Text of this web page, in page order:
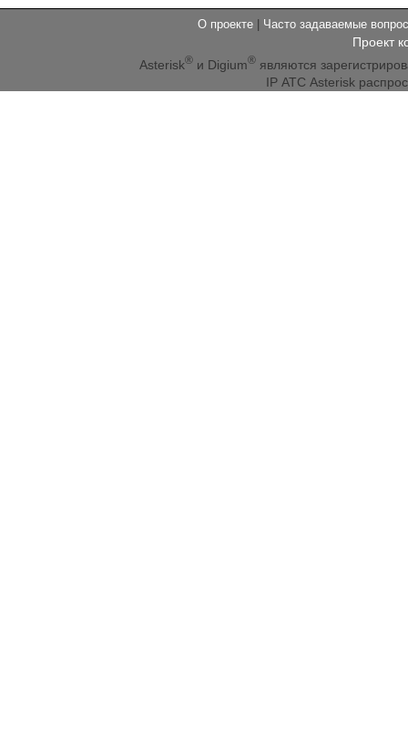
О проекте Часто задаваемые
Проект
Asterisk® и Digium® являются
IP АТС Asterisk